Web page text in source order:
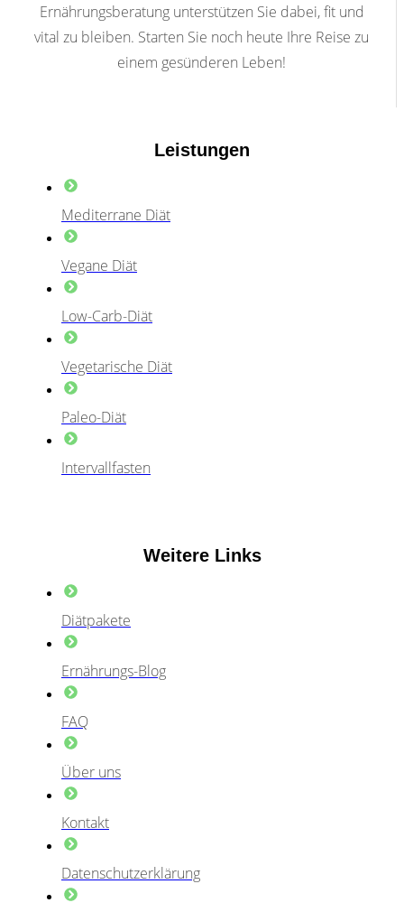
Ernährungsberatung unterstützen Sie dabei, fit und
vital zu bleiben. Starten Sie noch heute Ihre Reise zu
einem gesünderen Leben!
Leistungen
Mediterrane Diät
Vegane Diät
Low-Carb-Diät
Vegetarische Diät
Paleo-Diät
Intervallfasten
Weitere Links
Diätpakete
Ernährungs-Blog
FAQ
Über uns
Kontakt
Datenschutzerklärung